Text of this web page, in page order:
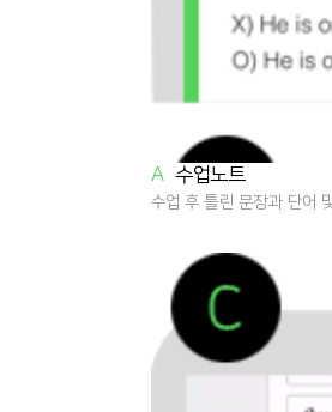
A 수업노트
수업 후 틀린 문장과 단어